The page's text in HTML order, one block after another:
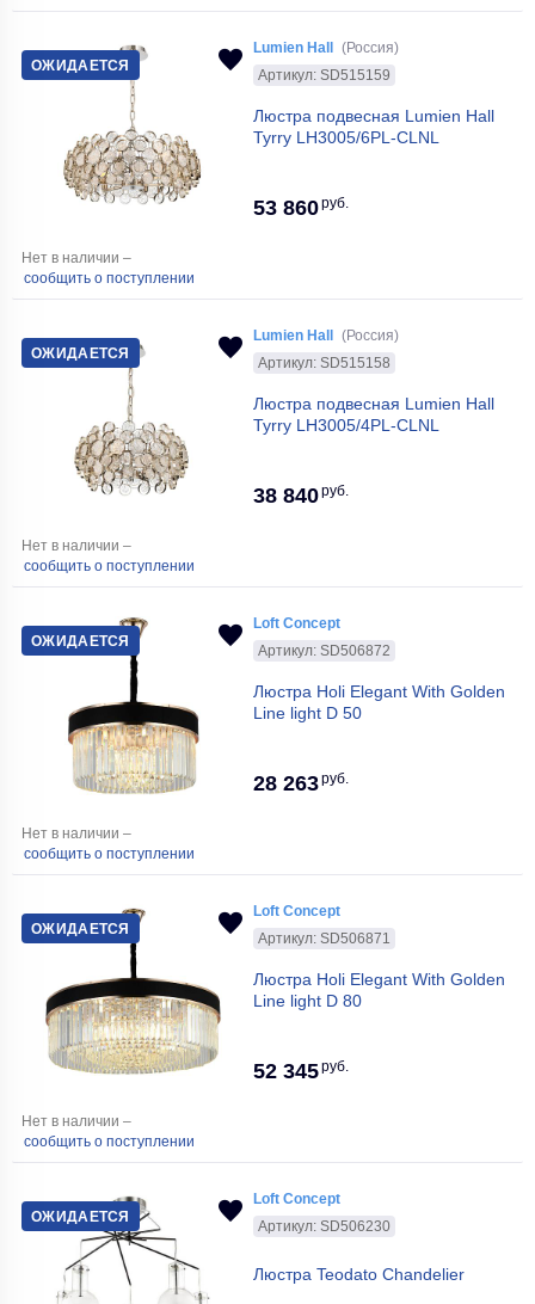
ОЖИДАЕТСЯ
Lumien Hall
(Россия)
Артикул: SD515159
Люстра подвесная Lumien Hall
Tyrry LH3005/6PL-CLNL
53 860руб.
Нет в наличии –
сообщить о поступлении
ОЖИДАЕТСЯ
Lumien Hall
(Россия)
Артикул: SD515158
Люстра подвесная Lumien Hall
Tyrry LH3005/4PL-CLNL
38 840руб.
Нет в наличии –
сообщить о поступлении
ОЖИДАЕТСЯ
Loft Concept
Артикул: SD506872
Люстра Holi Elegant With Golden
Line light D 50
28 263руб.
Нет в наличии –
сообщить о поступлении
ОЖИДАЕТСЯ
Loft Concept
Артикул: SD506871
Люстра Holi Elegant With Golden
Line light D 80
52 345руб.
Нет в наличии –
сообщить о поступлении
ОЖИДАЕТСЯ
Loft Concept
Артикул: SD506230
Люстра Teodato Chandelier